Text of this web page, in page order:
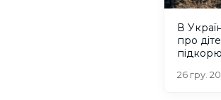
В
про
26 гру.